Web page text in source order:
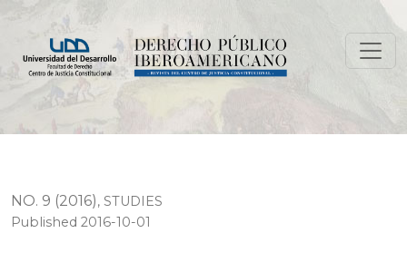
Social and economic rights and liberty: A problematic
NO. 9 (2016), STUDIES
Published 2016-10-01